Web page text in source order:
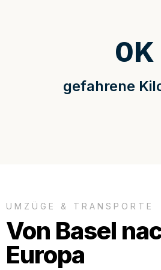
gefahrene
0K
UMZÜGE & TRANSPORTE
Von Basel
Europa